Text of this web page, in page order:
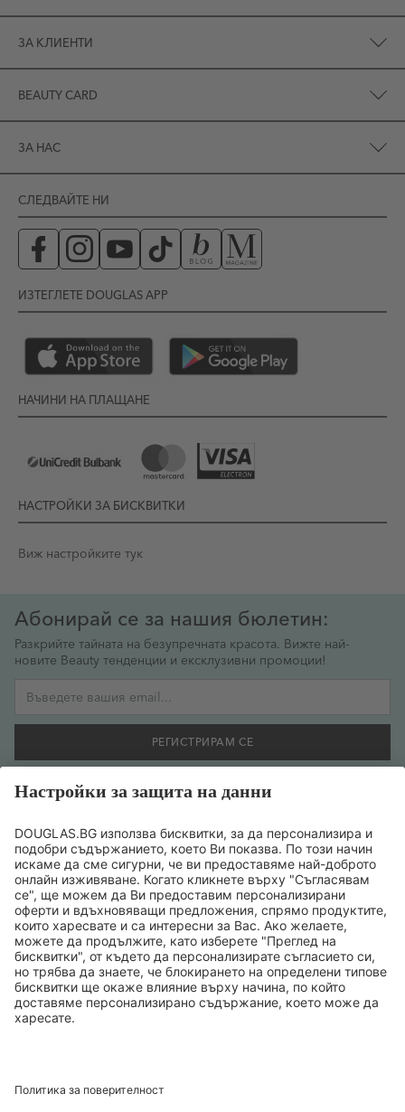
ЗА КЛИЕНТИ
BEAUTY CARD
ЗА НАС
СЛЕДВАЙТЕ НИ
ИЗТЕГЛЕТЕ DOUGLAS APP
НАЧИНИ НА ПЛАЩАНЕ
НАСТРОЙКИ ЗА БИСКВИТКИ
Виж настройките тук
Абонирай се за нашия бюлетин:
Разкрийте тайната на безупречната красота. Вижте най-
новите Beauty тенденции и ексклузивни промоции!
РЕГИСТРИРАМ СЕ
предоставената от мен информация да се обработва
ТОП БРАНДОВЕ
ТОП ПРОДУКТИ
ТОП КАТЕГОРИИ